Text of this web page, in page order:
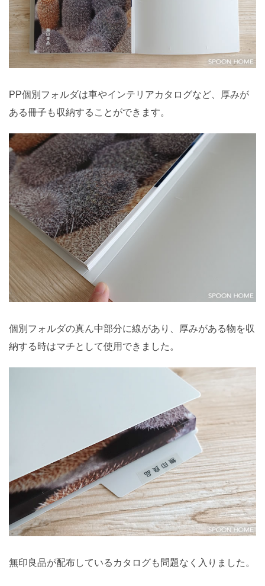
PP個別フォルダは車やインテリアカタログなど、厚みが
ある冊子も収納することができます。
個別フォルダの真ん中部分に線があり、厚みがある物を収
納する時はマチとして使用できました。
無印良品が配布しているカタログも問題なく入りました。